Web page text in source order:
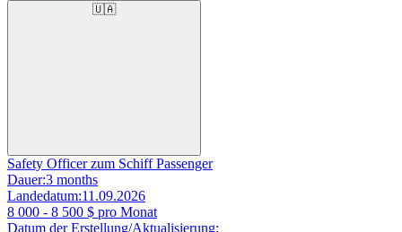
🇺🇦
Safety Officer zum Schiff Passenger
Dauer:3 months
Landedatum:11.09.2026
8 000 - 8 500 $ pro Monat
Datum der Erstellung/Aktualisierung: